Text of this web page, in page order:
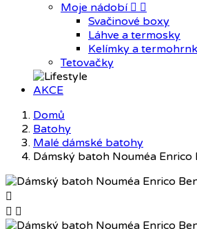
Moje nádobí  
Svačinové boxy
Láhve a termosky
Kelímky a
Tetovačky
AKCE
Domů
Batohy
Malé dámské batohy
Dámský batoh Nouméa Enrico

 